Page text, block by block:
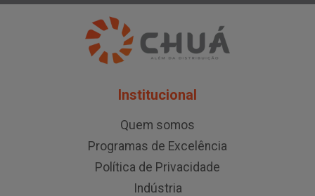
Institucional
Quem somos
Programas de Excelência
Política de Privacidade
Indústria